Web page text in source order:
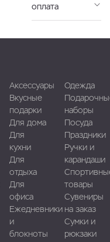
оплата
Аксессуары
Вкусные
подарки
Для дома
Для
кухни
Для
отдыха
Для
офиса
Ежедневники
и
блокноты
Одежда
наборы
Посуда
Праздники
Ручки и
карандаши
товары
Сувениры
на заказ
Сумки и
рюкзаки